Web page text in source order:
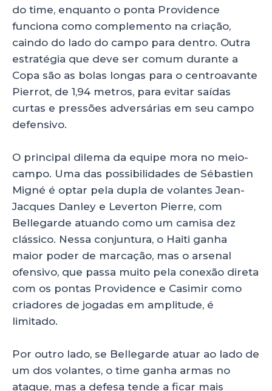
do time, enquanto o ponta Providence
funciona como complemento na criação,
caindo do lado do campo para dentro. Outra
estratégia que deve ser comum durante a
Copa são as bolas longas para o centroavante
Pierrot, de 1,94 metros, para evitar saídas
curtas e pressões adversárias em seu campo
defensivo.
O principal dilema da equipe mora no meio-
campo. Uma das possibilidades de Sébastien
Migné é optar pela dupla de volantes Jean-
Jacques Danley e Leverton Pierre, com
Bellegarde atuando como um camisa dez
clássico. Nessa conjuntura, o Haiti ganha
maior poder de marcação, mas o arsenal
ofensivo, que passa muito pela conexão direta
com os pontas Providence e Casimir como
criadores de jogadas em amplitude, é
limitado.
Por outro lado, se Bellegarde atuar ao lado de
um dos volantes, o time ganha armas no
ataque, mas a defesa tende a ficar mais